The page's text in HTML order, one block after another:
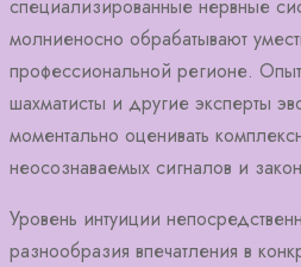
специализированные нервные
молниеносно обрабатывают
профессиональной регионе.
шахматисты и другие эксперты
моментально оценивать
неосознаваемых сигналов и
Уровень интуиции
разнообразия впечатления в